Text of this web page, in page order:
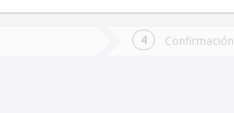
Confirmación